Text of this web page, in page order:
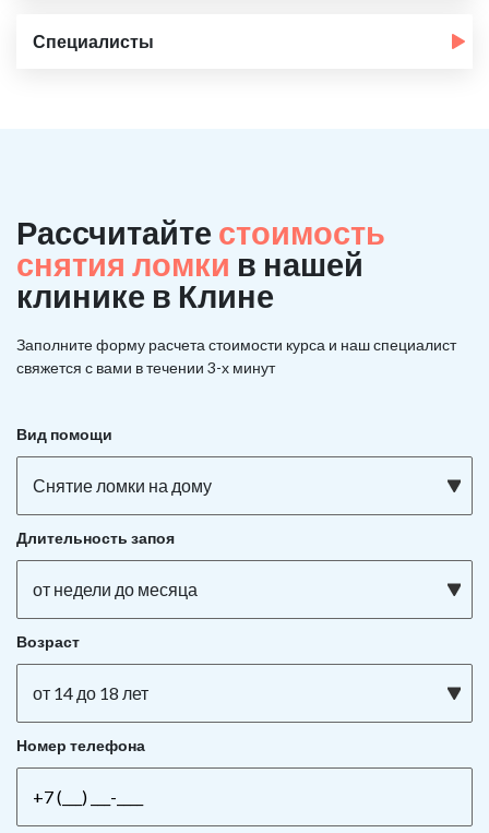
Специалисты
Рассчитайте стоимость
снятия ломки в нашей
клинике в Клине
Заполните форму расчета стоимости курса и наш специалист
свяжется с вами в течении 3-х минут
Вид помощи
Снятие ломки на дому
Длительность запоя
от недели до месяца
Возраст
от 14 до 18 лет
Номер телефона